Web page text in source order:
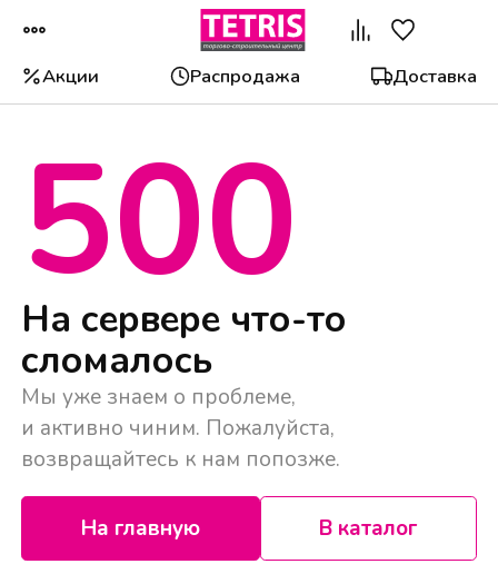
Акции Распродажа Доставка
500
На сервере что-то
сломалось
Мы уже знаем о проблеме,
и активно чиним. Пожалуйста,
возвращайтесь к нам попозже.
На главную В каталог